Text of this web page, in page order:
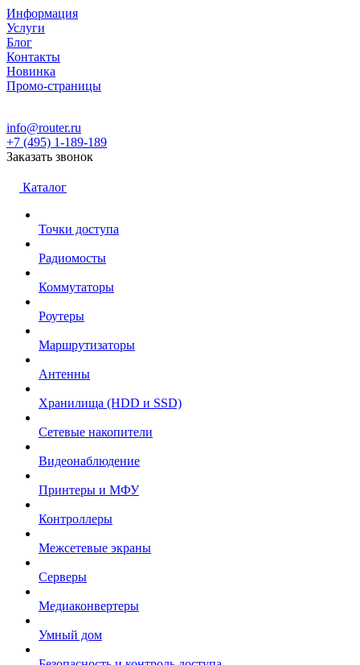
Информация
Услуги
Блог
Контакты
Новинка
Промо-страницы
info@router.ru
+7 (495) 1-189-189
Заказать звонок
Каталог
Точки доступа
Радиомосты
Коммутаторы
Роутеры
Маршрутизаторы
Антенны
Хранилища (HDD и SSD)
Сетевые накопители
Видеонаблюдение
Принтеры и МФУ
Контроллеры
Межсетевые экраны
Серверы
Медиаконвертеры
Умный дом